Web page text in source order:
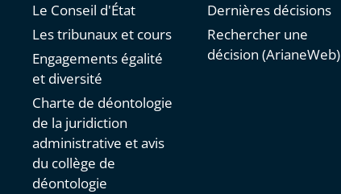
Le Conseil d'État
Les tribunaux et cours
Engagements égalité
et diversité
Charte de déontologie
de la juridiction
administrative et avis
du collège de
déontologie
Dernières décisions
Rechercher une
décision (ArianeWeb)